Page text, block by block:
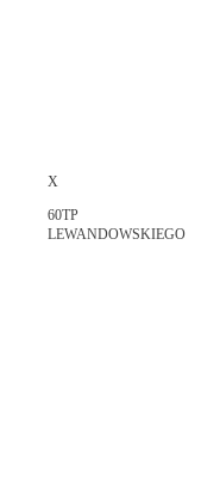
X
60TP
LEWANDOWSKIEGO